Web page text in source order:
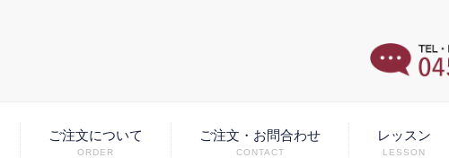
ご注文について
ORDER
ご注文・お問合わせ
CONTACT
レッスン
LESSON